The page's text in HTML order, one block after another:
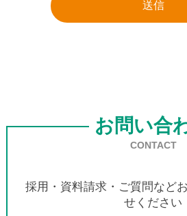
お問い合
CONTACT
採用・資料請求・ご質問など
せください